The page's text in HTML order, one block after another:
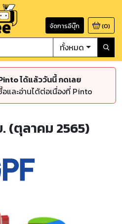
จัดการอีบุ๊ก (0)
ทั้งหมด
ได้แล้ววันนี้ กดเลย
และอ่านได้ต่อเนื่องที่ Pinto
(ตุลาคม 2565)